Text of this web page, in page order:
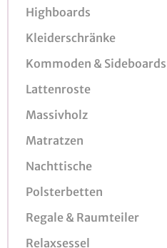
Highboards
Kleiderschränke
Kommoden & Sideboards
Lattenroste
Massivholz
Matratzen
Nachttische
Polsterbetten
Regale & Raumteiler
Relaxsessel